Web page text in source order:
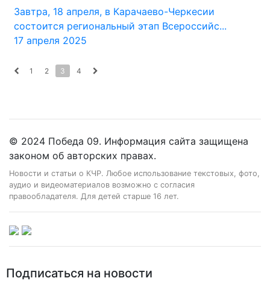
Завтра, 18 апреля, в Карачаево-Черкесии
состоится региональный этап Всероссийс...
17 апреля 2025
1 2 3 4
© 2024 Победа 09. Информация сайта защищена
законом об авторских правах.
Новости и статьи о КЧР. Любое использование текстовых, фото,
аудио и видеоматериалов возможно с согласия
правообладателя. Для детей старше 16 лет.
Подписаться на новости